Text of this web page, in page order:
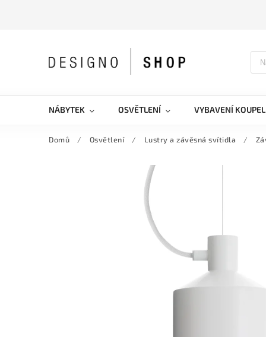
NÁBYTEK OSVĚTLENÍ VYBAVENÍ
Domů / Osvětlení / Lustry a závěsná svítidla /